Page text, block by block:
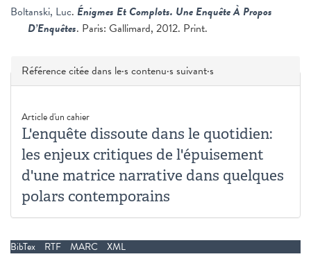
Boltanski, Luc. Énigmes Et Complots. Une Enquête À Propos
D’Enquêtes. Paris: Gallimard, 2012. Print.
Masquer
Référence citée dans le·s contenu·s suivant·s
Article d'un cahier
L'enquête dissoute dans le quotidien:
les enjeux critiques de l'épuisement
d'une matrice narrative dans quelques
polars contemporains
BibTex RTF MARC XML